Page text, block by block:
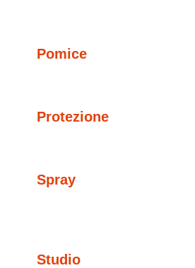
Pomice
Protezione
Spray
Studio